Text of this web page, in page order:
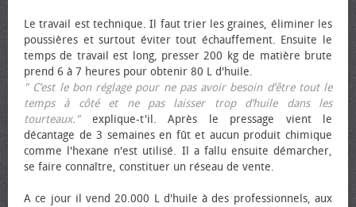
Le travail est technique. Il faut trier les graines, éliminer les
poussières et surtout éviter tout échauffement. Ensuite le
temps de travail est long, presser 200 kg de matière brute
prend 6 à 7 heures pour obtenir 80 L d'huile.
" C’est le bon réglage pour ne pas avoir besoin d’être tout le
temps à côté et ne pas laisser trop d’huile dans les
tourteaux."explique-t'il. Après le pressage vient le
décantage de 3 semaines en fût et aucun produit chimique
comme l'hexane n'est utilisé. Il a fallu ensuite démarcher,
se faire connaître, constituer un réseau de vente.
A ce jour il vend 20.000 L d'huile à des professionnels, aux